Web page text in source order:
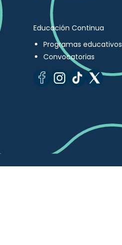
Educación Continua
Programas educativos
Convocatorias